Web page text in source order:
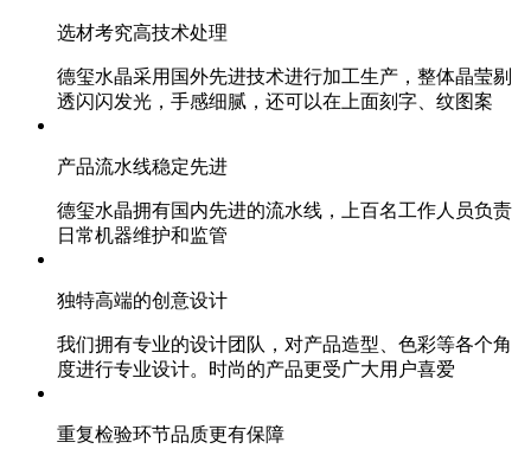
选材考究高技术处理
德玺水晶采用国外先进技术进行加工生产，整体晶莹剔
透闪闪发光，手感细腻，还可以在上面刻字、纹图案
产品流水线稳定先进
德玺水晶拥有国内先进的流水线，上百名工作人员负责
日常机器维护和监管
独特高端的创意设计
我们拥有专业的设计团队，对产品造型、色彩等各个角
度进行专业设计。时尚的产品更受广大用户喜爱
重复检验环节品质更有保障